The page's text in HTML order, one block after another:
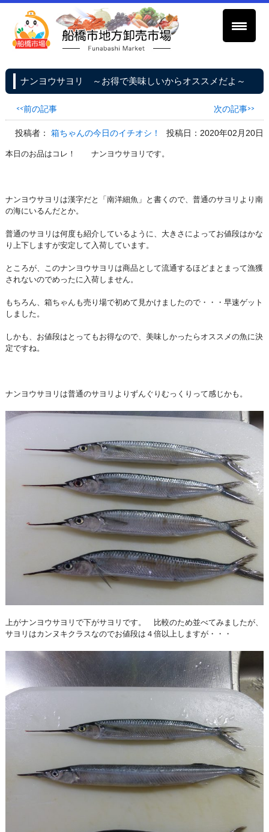
ナンヨウサヨリ ～お得で美味しいからオススメだよ～
<<前の記事 次の記事>>
投稿者：箱ちゃんの今日のイチオシ！ 投稿日：2020年02月20日
本日のお品はコレ！ ナンヨウサヨリです。
ナンヨウサヨリは漢字だと「南洋細魚」と書くので、普通のサヨリより南
の海にいるんだとか。
普通のサヨリは何度も紹介しているように、大きさによってお値段はかな
り上下しますが安定して入荷しています。
ところが、このナンヨウサヨリは商品として流通するほどまとまって漁獲
されないのでめったに入荷しません。
もちろん、箱ちゃんも売り場で初めて見かけましたので・・・早速ゲット
しました。
しかも、お値段はとってもお得なので、美味しかったらオススメの魚に決
定ですね。
ナンヨウサヨリは普通のサヨリよりずんぐりむっくりって感じかも。
上がナンヨウサヨリで下がサヨリです。 比較のため並べてみましたが、
サヨリはカンヌキクラスなのでお値段は４倍以上しますが・・・